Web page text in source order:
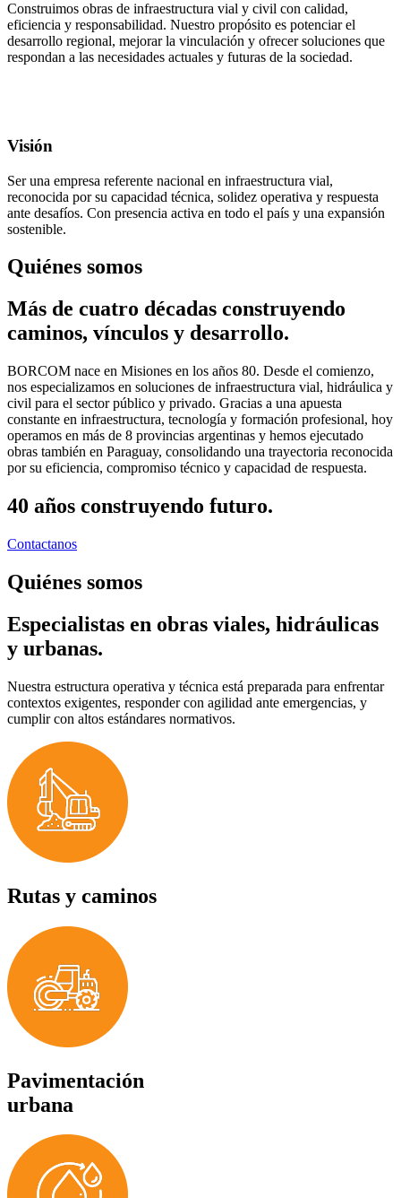
Construimos obras de infraestructura vial y civil con calidad,
eficiencia y responsabilidad. Nuestro propósito es potenciar el
desarrollo regional, mejorar la vinculación y ofrecer soluciones que
respondan a las necesidades actuales y futuras de la sociedad.
Visión
Ser una empresa referente nacional en infraestructura vial,
reconocida por su capacidad técnica, solidez operativa y respuesta
ante desafíos. Con presencia activa en todo el país y una expansión
sostenible.
Quiénes somos
Más de cuatro décadas construyendo
caminos, vínculos y desarrollo.
BORCOM nace en Misiones en los años 80. Desde el comienzo,
nos especializamos en soluciones de infraestructura vial, hidráulica y
civil para el sector público y privado. Gracias a una apuesta
constante en infraestructura, tecnología y formación profesional, hoy
operamos en más de 8 provincias argentinas y hemos ejecutado
obras también en Paraguay, consolidando una trayectoria reconocida
por su eficiencia, compromiso técnico y capacidad de respuesta.
40 años construyendo futuro.
Contactanos
Quiénes somos
Especialistas en obras viales, hidráulicas
y urbanas.
Nuestra estructura operativa y técnica está preparada para enfrentar
contextos exigentes, responder con agilidad ante emergencias, y
cumplir con altos estándares normativos.
Rutas y caminos
Pavimentación
urbana